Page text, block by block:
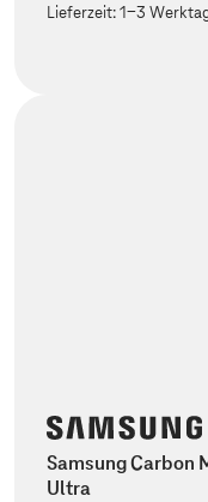
Lieferzeit:1-3
Samsung Carbon
Ultra